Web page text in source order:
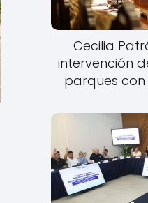
Cecilia
intervención
parques con